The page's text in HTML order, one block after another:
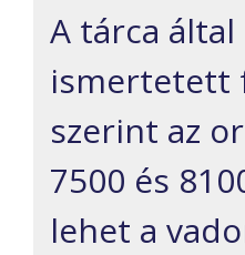
A tárca
ismertetett
szerint az
7500 és
lehet a